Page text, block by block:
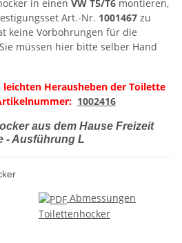
in einen VW T5/T6 montieren,
Art.-Nr. 1001467 zu
keine Vorbohrungen für die
müssen hier bitte selber Hand
Herausheben der Toilette
1002416
aus dem Hause Freizeit
- Ausführung L
Abmessungen
Toilettenhocker